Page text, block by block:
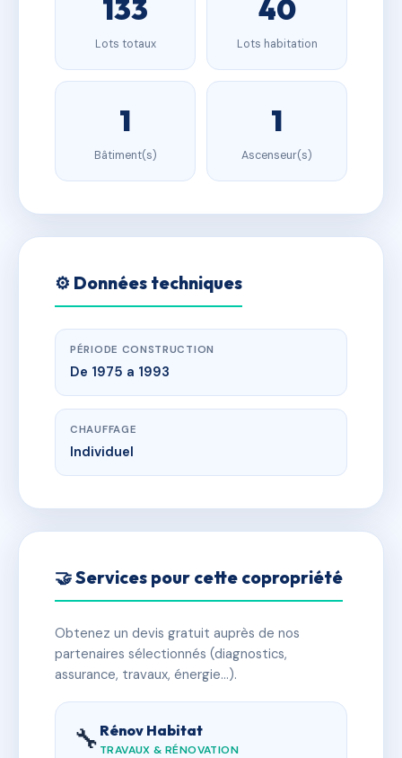
133
Lots totaux
40
Lots habitation
1
Bâtiment(s)
1
Ascenseur(s)
⚙️ Données techniques
PÉRIODE CONSTRUCTION
De 1975 a 1993
CHAUFFAGE
Individuel
🤝 Services pour cette copropriété
Obtenez un devis gratuit auprès de nos
partenaires sélectionnés (diagnostics,
assurance, travaux, énergie…).
🔧 Rénov Habitat
TRAVAUX & RÉNOVATION